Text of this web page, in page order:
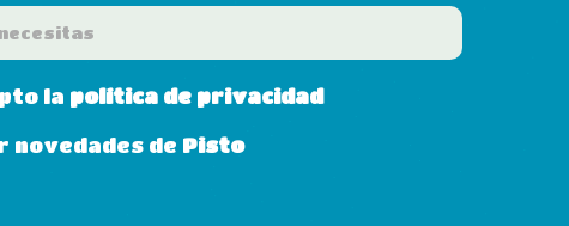
la política de privacidad
novedades de Pisto